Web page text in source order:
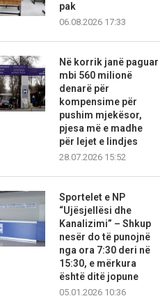
pak
06.08.2026 17:33
Në korrik janë paguar
mbi 560 milionë
denarë për
kompensime për
pushim mjekësor,
pjesa më e madhe
për lejet e lindjes
28.07.2026 15:52
Sportelet e NP
“Ujësjellësi dhe
Kanalizimi” – Shkup
nesër do të punojnë
nga ora 7:30 deri në
15:30, e mërkura
është ditë jopune
05.01.2026 10:36